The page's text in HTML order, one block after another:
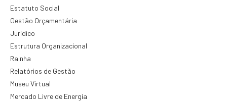
Estatuto Social
Gestão Orçamentária
Jurídico
Estrutura Organizacional
Rainha
Relatórios de Gestão
Museu Virtual
Mercado Livre de Energia